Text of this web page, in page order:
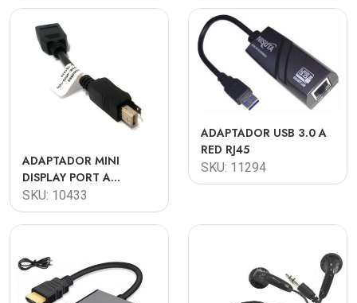
ADAPTADOR MINI
DISPLAY PORT A
DISPLAY PORT PNY
SKU: 10433
ADAPTADOR USB 3.0 A
RED RJ45
SKU: 11294